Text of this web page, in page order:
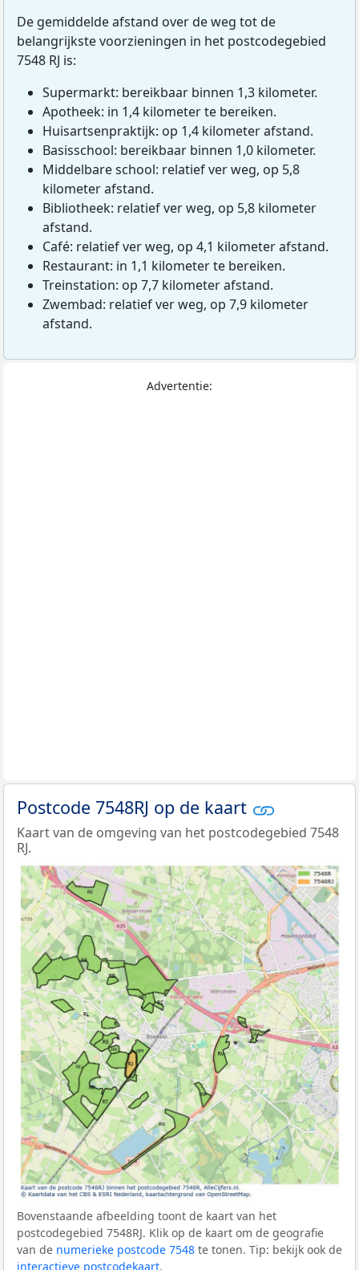
De gemiddelde afstand over de weg tot de
belangrijkste voorzieningen in het postcodegebied
7548 RJ is:
Supermarkt: bereikbaar binnen 1,3 kilometer.
Apotheek: in 1,4 kilometer te bereiken.
Huisartsenpraktijk: op 1,4 kilometer afstand.
Basisschool: bereikbaar binnen 1,0 kilometer.
Middelbare school: relatief ver weg, op 5,8
kilometer afstand.
Bibliotheek: relatief ver weg, op 5,8 kilometer
afstand.
Café: relatief ver weg, op 4,1 kilometer afstand.
Restaurant: in 1,1 kilometer te bereiken.
Treinstation: op 7,7 kilometer afstand.
Zwembad: relatief ver weg, op 7,9 kilometer
afstand.
Advertentie:
Postcode 7548RJ op de kaart
Kaart van de omgeving van het postcodegebied 7548
RJ.
Bovenstaande afbeelding toont de kaart van het
postcodegebied 7548RJ. Klik op de kaart om de geografie
van de numerieke postcode 7548 te tonen. Tip: bekijk ook de
interactieve postcodekaart.